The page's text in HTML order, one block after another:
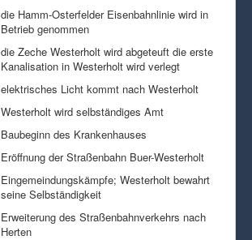
die Hamm-Osterfelder Eisenbahnlinie wird in
Betrieb genommen
die Zeche Westerholt wird abgeteuft die erste
Kanalisation in Westerholt wird verlegt
elektrisches Licht kommt nach Westerholt
Westerholt wird selbständiges Amt
Baubeginn des Krankenhauses
Eröffnung der Straßenbahn Buer-Westerholt
Eingemeindungskämpfe; Westerholt bewahrt
seine Selbständigkeit
Erweiterung des Straßenbahnverkehrs nach
Herten